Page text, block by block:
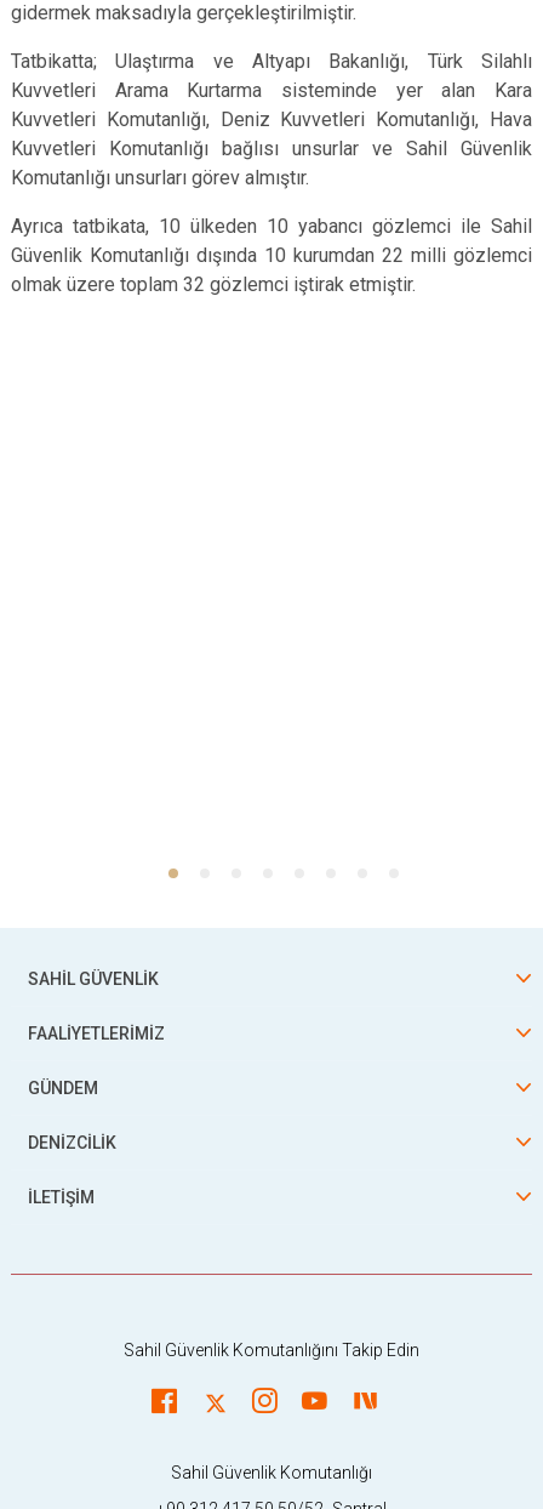
gidermek maksadıyla gerçekleştirilmiştir.
Tatbikatta; Ulaştırma ve Altyapı Bakanlığı, Türk Silahlı
Kuvvetleri Arama Kurtarma sisteminde yer alan Kara
Kuvvetleri Komutanlığı, Deniz Kuvvetleri Komutanlığı, Hava
Kuvvetleri Komutanlığı bağlısı unsurlar ve Sahil Güvenlik
Komutanlığı unsurları görev almıştır.
Ayrıca tatbikata, 10 ülkeden 10 yabancı gözlemci ile Sahil
Güvenlik Komutanlığı dışında 10 kurumdan 22 milli gözlemci
olmak üzere toplam 32 gözlemci iştirak etmiştir.
SAHİL GÜVENLİK
FAALİYETLERİMİZ
GÜNDEM
DENİZCİLİK
İLETİŞİM
Sahil Güvenlik Komutanlığını Takip Edin
Sahil Güvenlik Komutanlığı